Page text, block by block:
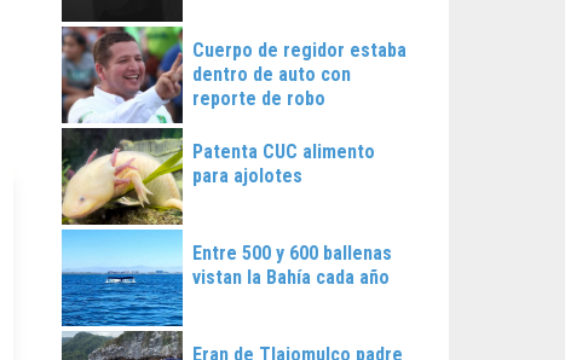
Cuerpo de regidor estaba
dentro de auto con
reporte de robo
Patenta CUC alimento
para ajolotes
Entre 500 y 600 ballenas
vistan la Bahía cada año
Eran de Tlajomulco padre